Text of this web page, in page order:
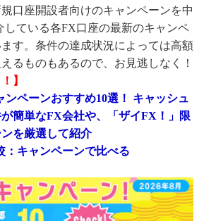
口座開設者向けのキャンペーンを中
している各FX口座の最新のキャンペ
す。条件の達成状況によっては高額
るものもあるので、お見逃しなく！
】
ンペーンおすすめ10選！ キャッシュ
簡単なFX会社や、「ザイFX！」限
を厳選して紹介
：キャンペーンで比べる